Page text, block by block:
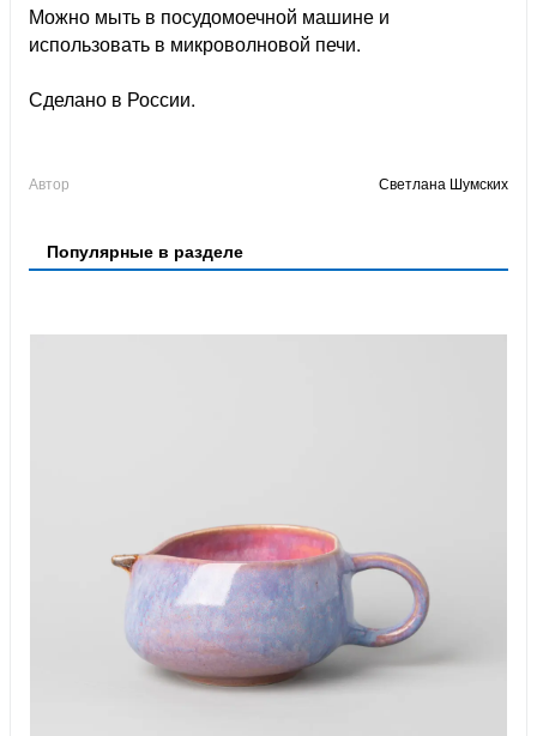
Можно мыть в посудомоечной машине и
использовать в микроволновой печи.
Сделано в России.
Автор Светлана Шумских
Популярные в разделе